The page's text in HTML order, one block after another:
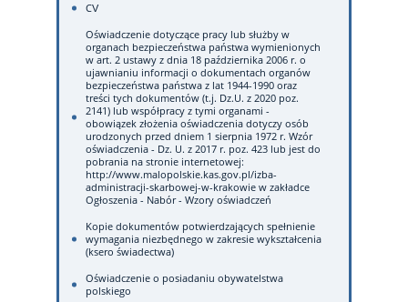
CV
Oświadczenie dotyczące pracy lub służby w
organach bezpieczeństwa państwa wymienionych
w art. 2 ustawy z dnia 18 października 2006 r. o
ujawnianiu informacji o dokumentach organów
bezpieczeństwa państwa z lat 1944-1990 oraz
treści tych dokumentów (t.j. Dz.U. z 2020 poz.
2141) lub współpracy z tymi organami -
obowiązek złożenia oświadczenia dotyczy osób
urodzonych przed dniem 1 sierpnia 1972 r. Wzór
oświadczenia - Dz. U. z 2017 r. poz. 423 lub jest do
pobrania na stronie internetowej:
http://www.malopolskie.kas.gov.pl/izba-
administracji-skarbowej-w-krakowie w zakładce
Ogłoszenia - Nabór - Wzory oświadczeń
Kopie dokumentów potwierdzających spełnienie
wymagania niezbędnego w zakresie wykształcenia
(ksero świadectwa)
Oświadczenie o posiadaniu obywatelstwa
polskiego